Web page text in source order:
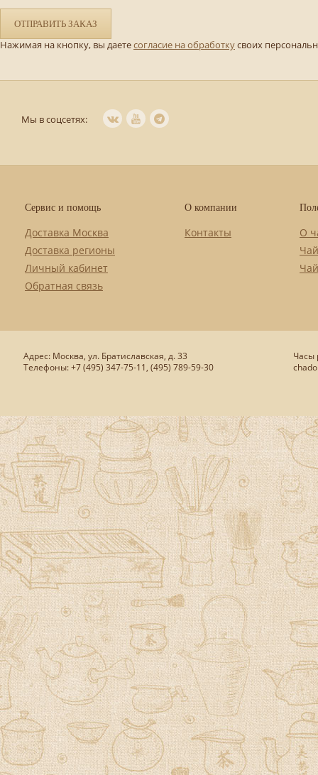
ОТПРАВИТЬ ЗАКАЗ
Нажимая на кнопку, вы даетесогласие на обработкусвоих
Мы в соцсетях:
Сервис и помощь
Доставка Москва
Доставка регионы
Личный кабинет
Обратная связь
О компании
Контакты
О
Адрес: Москва, ул. Братиславская, д. 33
Телефоны: +7 (495) 347-75-11, (495) 789-59-30
Часы